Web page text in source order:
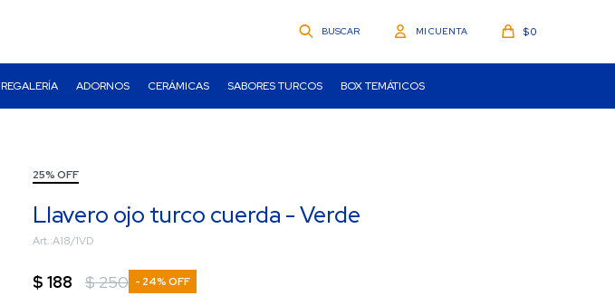
REGALERÍA ADORNOS CERÁMICAS SABORES TURCOS BOX TEMÁTICOS
$0
25% OFF
Llavero ojo turco cuerda - Verde
A18/1VD
$ 188 $250 24